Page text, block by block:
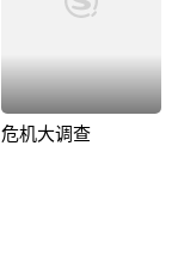
危机大调查